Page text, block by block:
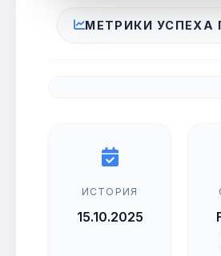
МЕТРИКИ УСПЕХА
ИСТОРИЯ
15.10.2025